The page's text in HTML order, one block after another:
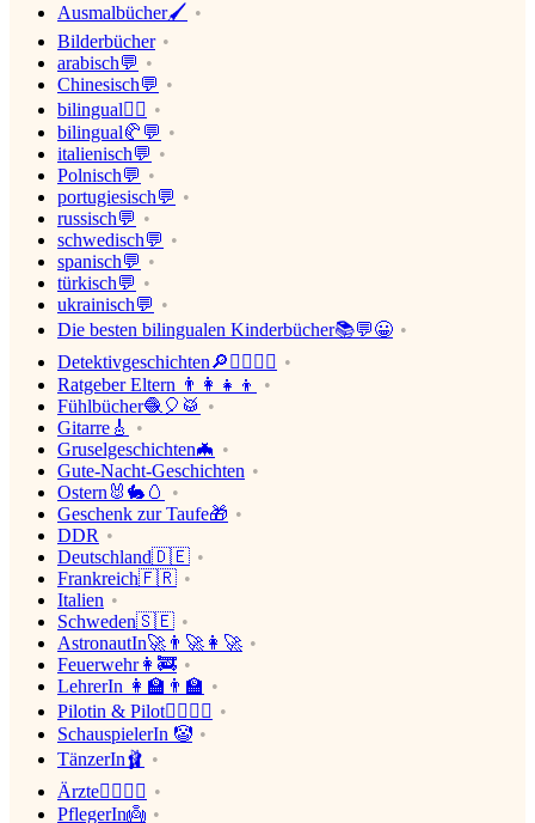
Ausmalbücher🖌
Bilderbücher
arabisch💬
Chinesisch💬
bilingual💂‍♂️
bilingual🥐💬
italienisch💬
Polnisch💬
portugiesisch💬
russisch💬
schwedisch💬
spanisch💬
türkisch💬
ukrainisch💬
Die besten bilingualen Kinderbücher📚💬😀
Detektivgeschichten🔎🕵️‍♀️🕵️‍♂️
Ratgeber Eltern 👨‍👩‍👧‍👦
Fühlbücher🧶🎈🥁
Gitarre🎸
Gruselgeschichten🦇
Gute-Nacht-Geschichten
Ostern🐰🐇🥚
Geschenk zur Taufe🎁
DDR
Deutschland🇩🇪
Frankreich🇫🇷
Italien
Schweden🇸🇪
AstronautIn🚀👨‍🚀👩‍🚀
Feuerwehr👩‍🚒
LehrerIn 👩‍🏫👨‍🏫
Pilotin & Pilot👨‍✈️👩‍✈️
SchauspielerIn 🤡
TänzerIn🩰
Ärzte👩‍⚕️👨‍⚕️
PflegerIn👼